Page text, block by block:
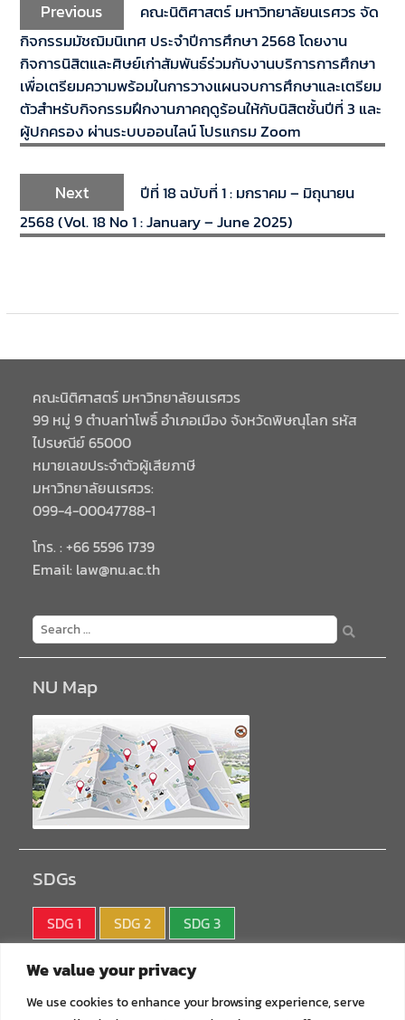
We value your privacy
We use cookies to enhance your browsing experience, serve
Previous
คณะนิติศาสตร์ มหาวิทยาลัยนเรศวร จัด
กิจกรรมมัชฌิมนิเทศ ประจำปีการศึกษา 2568 โดยงาน
กิจการนิสิตและศิษย์เก่าสัมพันธ์ร่วมกับงานบริการการศึกษา
เพื่อเตรียมความพร้อมในการวางแผนจบการศึกษาและเตรียม
ตัวสำหรับกิจกรรมฝึกงานภาคฤดูร้อนให้กับนิสิตชั้นปีที่ 3 และ
ผู้ปกครอง ผ่านระบบออนไลน์ โปรแกรม Zoom
Next
ปีที่ 18 ฉบับที่ 1 : มกราคม – มิถุนายน
2568 (Vol. 18 No 1 : January – June 2025)
คณะนิติศาสตร์ มหาวิทยาลัยนเรศวร
99 หมู่ 9 ตำบลท่าโพธิ์ อำเภอเมือง จังหวัดพิษณุโลก รหัส
ไปรษณีย์ 65000
หมายเลขประจำตัวผู้เสียภาษี
มหาวิทยาลัยนเรศวร:
099-4-00047788-1
โทร. : +66 5596 1739
Email: law@nu.ac.th
NU Map
SDGs
SDG 1 SDG 2
SDG 3
SDG 4
SDG 7
SDG 8 SDG 9